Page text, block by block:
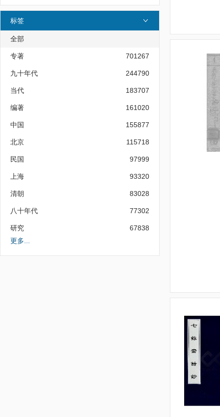
标签
全部
专著 701267
九十年代 244790
当代 183707
编著 161020
中国 155877
北京 115718
民国 97999
上海 93320
清朝 83028
八十年代 77302
研究
67838
更多...